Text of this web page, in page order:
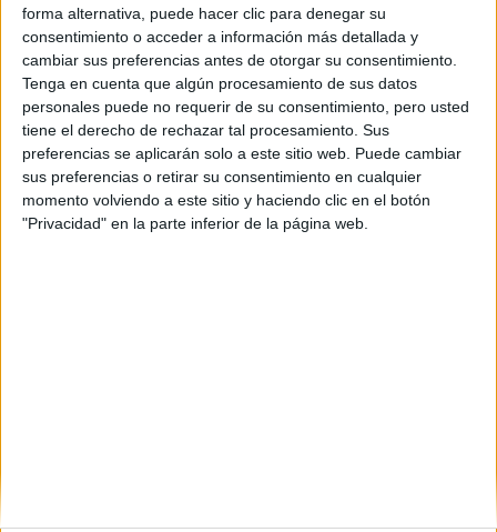
forma alternativa, puede hacer clic para denegar su
consentimiento o acceder a información más detallada y
cambiar sus preferencias antes de otorgar su consentimiento.
Tenga en cuenta que algún procesamiento de sus datos
personales puede no requerir de su consentimiento, pero usted
tiene el derecho de rechazar tal procesamiento. Sus
preferencias se aplicarán solo a este sitio web. Puede cambiar
sus preferencias o retirar su consentimiento en cualquier
momento volviendo a este sitio y haciendo clic en el botón
"Privacidad" en la parte inferior de la página web.
Automoción
Colegio Egibide
Vitoria-Gasteiz Grado Superior Concertado
MODALIDADPresencial
Quiero saber más →